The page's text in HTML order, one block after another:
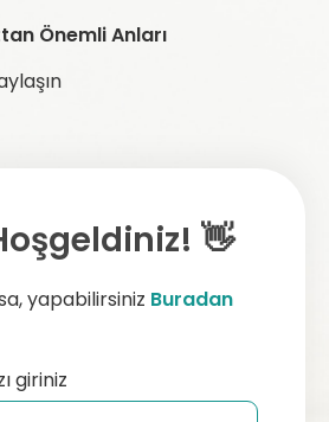
Önemli Anları
👋
yapabilirsiniz Buradan
giriniz